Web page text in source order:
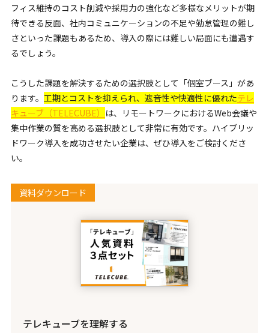
フィス維持のコスト削減や採用力の強化など多様なメリットが期
待できる反面、社内コミュニケーションの不足や勤怠管理の難し
さといった課題もあるため、導入の際には難しい局面にも遭遇す
るでしょう。
こうした課題を解決するための選択肢として「個室ブース」があ
ります。 工期とコストを抑えられ、遮音性や快適性に優れたテレ
キューブ（TELECUBE） は、リモートワークにおけるWeb会議や
集中作業の質を高める選択肢として非常に有効です。ハイブリッ
ドワーク導入を成功させたい企業は、ぜひ導入をご検討くださ
い。
資料ダウンロード
テレキューブを理解する